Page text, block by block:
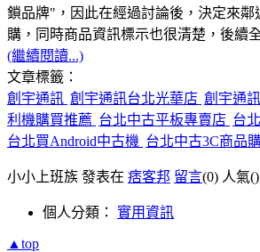
鎖品牌"，因此在經過討論後，決定來
購，同時商品資訊標示也很清楚，後續
(繼續閱讀...)
文章標籤：
創宇通訊 創宇通訊台北光華店 創宇通
利機購買推薦 台北中古平板專賣店 台
台北買Android中古機 台北中古3C商品
小小上班族 發表在 痞客邦 留言(0) 人氣()
個人分類： 實用資訊
▲top